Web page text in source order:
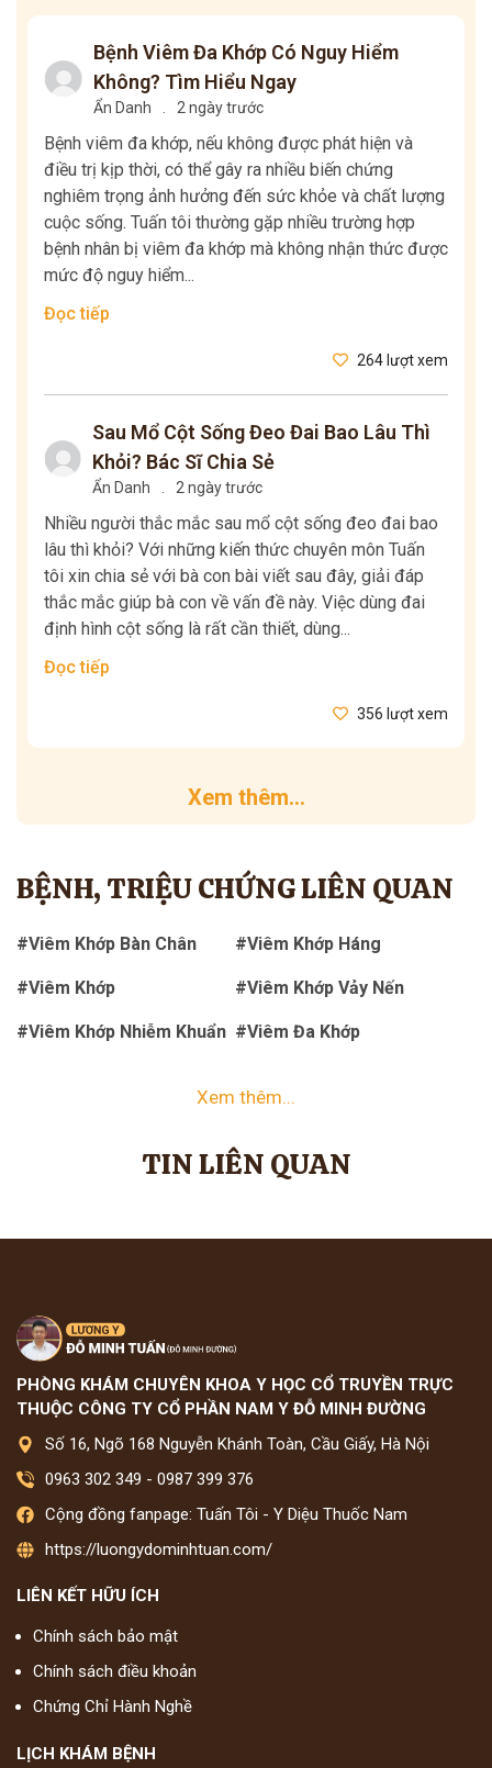
Bệnh Viêm Đa Khớp Có Nguy Hiểm
Không? Tìm Hiểu Ngay
Ẩn Danh . 2 ngày trước
Bệnh viêm đa khớp, nếu không được phát hiện và
điều trị kịp thời, có thể gây ra nhiều biến chứng
nghiêm trọng ảnh hưởng đến sức khỏe và chất lượng
cuộc sống. Tuấn tôi thường gặp nhiều trường hợp
bệnh nhân bị viêm đa khớp mà không nhận thức được
mức độ nguy hiểm...
Đọc tiếp
264 lượt xem
Sau Mổ Cột Sống Đeo Đai Bao Lâu Thì
Khỏi? Bác Sĩ Chia Sẻ
Ẩn Danh . 2 ngày trước
Nhiều người thắc mắc sau mổ cột sống đeo đai bao
lâu thì khỏi? Với những kiến thức chuyên môn Tuấn
tôi xin chia sẻ với bà con bài viết sau đây, giải đáp
thắc mắc giúp bà con về vấn đề này. Việc dùng đai
định hình cột sống là rất cần thiết, dùng...
Đọc tiếp
356 lượt xem
Xem thêm...
BỆNH, TRIỆU CHỨNG LIÊN QUAN
#Viêm Khớp Bàn Chân #Viêm Khớp Háng
#Viêm Khớp #Viêm Khớp Vảy Nến
#Viêm Khớp Nhiễm Khuẩn #Viêm Đa Khớp
Xem thêm...
TIN LIÊN QUAN
PHÒNG KHÁM CHUYÊN KHOA Y HỌC CỔ TRUYỀN TRỰC
THUỘC CÔNG TY CỔ PHẦN NAM Y ĐỖ MINH ĐƯỜNG
Số 16, Ngõ 168 Nguyễn Khánh Toàn, Cầu Giấy, Hà Nội
0963 302 349 - 0987 399 376
Cộng đồng fanpage: Tuấn Tôi - Y Diệu Thuốc Nam
https://luongydominhtuan.com/
LIÊN KẾT HỮU ÍCH
Chính sách bảo mật
Chính sách điều khoản
Chứng Chỉ Hành Nghề
LỊCH KHÁM BỆNH